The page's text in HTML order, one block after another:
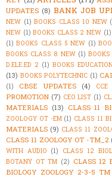
UPDATES (8) BANK JOB
NEW (1) BOOKS CLASS 10 NEW
NEW (1) BOOKS CLASS 2 NEW (1)
(1) BOOKS CLASS 5 NEW (1)
BOOKS CLASS 8 NEW (1)
D.ELE.ED 2 (1) BOOKS
(13) BOOKS POLYTECHNIC (1)
(1)
CBSE UPDATES (4) CCE
PROMOTION (7) CEO LIST (1)
MATERIALS (13) CLASS 11
ZOOLOGY OT -EM (1) CLASS 11
MATERIALS (9) CLASS 11
CLASS 11 ZOOLOGY OT -TM_2
WITH AUDIO (1) CLASS 12
BOTANY OT TM (2) CLASS 12
BIOLOGY ZOOLOGY 2-3-5 TM